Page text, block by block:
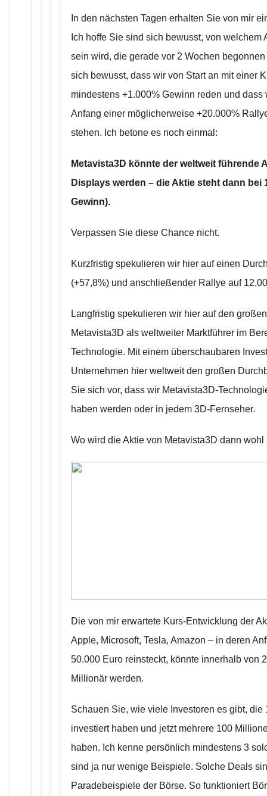
In den nächsten Tagen erhalten Sie von mir
Ich hoffe Sie sind sich bewusst, von
sein wird, die gerade vor 2 Wochen
sich bewusst, dass wir von Start an mit einer
mindestens +1.000% Gewinn reden und dass
Anfang einer möglicherweise +20.000%
stehen. Ich betone es noch einmal:
Metavista3D könnte der weltweit führende
Displays werden – die Aktie steht dann bei
Gewinn).
Verpassen Sie diese Chance nicht.
Kurzfristig spekulieren wir hier auf einen
(+57,8%) und anschließender Rallye auf
Langfristig spekulieren wir hier auf den
Metavista3D als weltweiter Marktführer im
Technologie. Mit einem überschaubaren
Unternehmen hier weltweit den großen
Sie sich vor, dass wir Metavista3D-
haben werden oder in jedem 3D-Fernseher.
Wo wird die Aktie von Metavista3D dann wohl
Die von mir erwartete Kurs-Entwicklung der
Apple, Microsoft, Tesla, Amazon – in deren
50.000 Euro reinsteckt, könnte innerhalb von
Millionär werden.
Schauen Sie, wie viele Investoren es gibt, die
investiert haben und jetzt mehrere 100
haben. Ich kenne persönlich mindestens 3
sind ja nur wenige Beispiele. Solche Deals
Paradebeispiele der Börse. So funktioniert